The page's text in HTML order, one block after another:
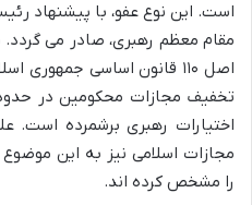
است. این نوع عفو، با پیشنهاد
اصل ۱۱۰ قانون اساسی
تخفیف مجازات محکومین در
مجازات اسلامی نیز به این موضوع
را مشخص کرده اند.